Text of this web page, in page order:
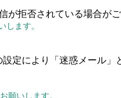
が拒否されている場合がご
します。
定により「迷惑メール」
願いします。